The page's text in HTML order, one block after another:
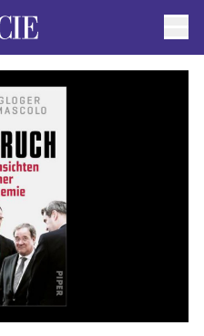
AUTOR*INNEN
AKTUELLE TITEL
ANFRAGEN / IMPRESSUM